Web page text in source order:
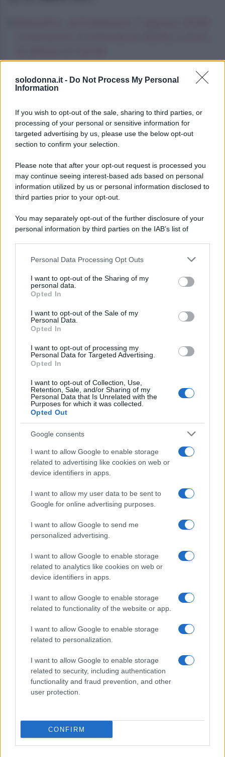
solodonna.it - Do Not Process My Personal
Information
If you wish to opt-out of the sale, sharing to third parties, or
processing of your personal or sensitive information for
targeted advertising by us, please use the below opt-out
section to confirm your selection.
Please note that after your opt-out request is processed you
may continue seeing interest-based ads based on personal
information utilized by us or personal information disclosed to
third parties prior to your opt-out.
You may separately opt-out of the further disclosure of your
personal information by third parties on the IAB’s list of
This information may also be disclosed by us to third parties
disclose it to other third parties.
Please note that this website/app uses one or more Google
services and may gather and store information including but
not limited to your visit or usage behaviour. You may click to
grant or deny consent to Google and its third-party tags to
consent section.
Personal Data Processing Opt Outs
I want to opt-out of the Sharing of my
personal data.
Opted In
I want to opt-out of the Sale of my
Personal Data.
Opted In
I want to opt-out of processing my
Personal Data for Targeted Advertising.
Opted In
I want to opt-out of Collection, Use,
Retention, Sale, and/or Sharing of my
Personal Data that Is Unrelated with the
Purposes for which it was collected.
Opted Out
Google consents
I want to allow Google to enable storage
related to advertising like cookies on web or
device identifiers in apps.
I want to allow my user data to be sent to
Google for online advertising purposes.
I want to allow Google to send me
personalized advertising.
I want to allow Google to enable storage
related to analytics like cookies on web or
device identifiers in apps.
I want to allow Google to enable storage
related to functionality of the website or app.
I want to allow Google to enable storage
related to personalization.
I want to allow Google to enable storage
related to security, including authentication
functionality and fraud prevention, and other
user protection.
CONFIRM
giovedì 6 agosto
Jessica Simpson, la rinascita artistica e
personale della star
Seguici su Google News
TRIBUNALE DI NOCERA INFERIORE N. 6/2020 - RG N. 1338/2020
ISCRIZIONE AL ROC N. 35792 – ISCRITTA ALL’ANSO (ASSOCIAZIONE
NAZIONALE STAMPA ONLINE)
Privacy e Notifiche